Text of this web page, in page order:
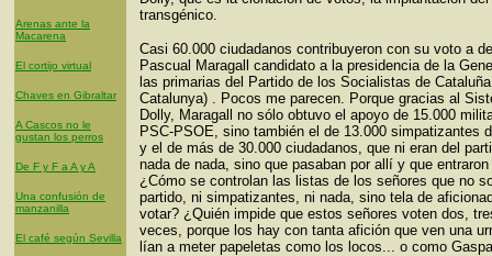
Arenas ante la
Macarena
El cortijo virtual
Chaves en Gibraltar
A Cascos no le
gustan los perros
De F y F a A y A
Una confusión de
manzanilla
El café según Sevilla
transgénico.
Casi 60.000 ciudadanos contribuyeron con su voto a
Pascual Maragall candidato a la presidencia de la
las primarias del Partido de los Socialistas de
Catalunya) . Pocos me parecen. Porque gracias al
Dolly, Maragall no sólo obtuvo el apoyo de 15.000
PSC-PSOE, sino también el de 13.000 simpatizantes
y el de más de 30.000 ciudadanos, que ni eran del
nada de nada, sino que pasaban por allí y que
¿Cómo se controlan las listas de los señores que no
partido, ni simpatizantes, ni nada, sino tela de
votar? ¿Quién impide que estos señores voten dos,
veces, porque los hay con tanta afición que ven una
lían a meter papeletas como los locos... o como